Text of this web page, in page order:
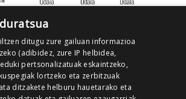
ditugu zure gailuan informazioa
(adibidez, zure IP helbidea,
pertsonalizatuak eskaintzeko,
lortzeko eta zerbitzuak
ditzakete helburu hauetarako eta